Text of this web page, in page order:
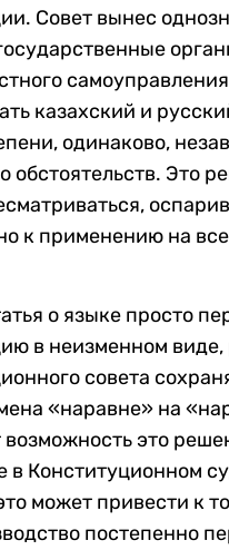
Совет вынес
казахский и
одинаково,
обстоятельств. Это
к применению на
о языке просто
в неизменном
совета
«наравне» на
возможность это
в Конституционном
может привести к
постепенно